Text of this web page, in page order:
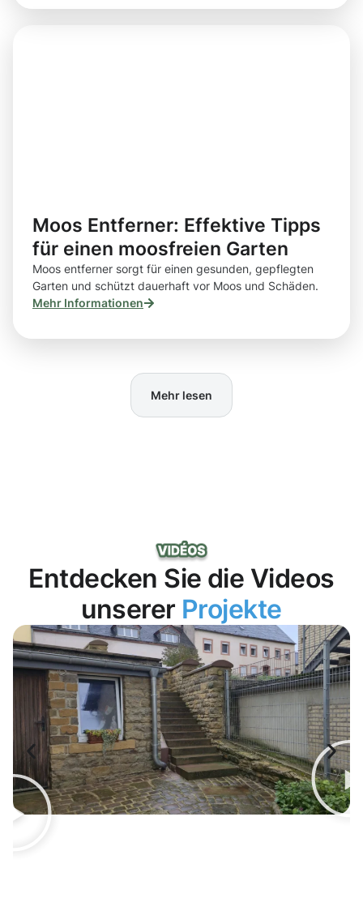
Moos Entferner: Effektive Tipps
für einen moosfreien Garten
Moos entferner sorgt für einen gesunden, gepflegten
Garten und schützt dauerhaft vor Moos und Schäden.
Mehr Informationen
Mehr lesen
Entdecken Sie die Videos
unserer Projekte